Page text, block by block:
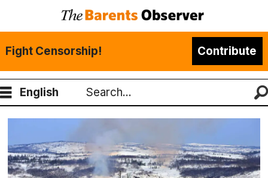
Fight Censorship! Contribute
English
Search